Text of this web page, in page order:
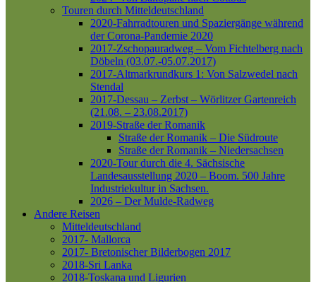
Touren durch Mitteldeutschland
2020-Fahrradtouren und Spaziergänge während
der Corona-Pandemie 2020
2017-Zschopauradweg – Vom Fichtelberg nach
Döbeln (03.07.-05.07.2017)
2017-Altmarkrundkurs 1: Von Salzwedel nach
Stendal
2017-Dessau – Zerbst – Wörlitzer Gartenreich
(21.08. – 23.08.2017)
2019-Straße der Romanik
Straße der Romanik – Die Südroute
Straße der Romanik – Niedersachsen
2020-Tour durch die 4. Sächsische
Landesausstellung 2020 – Boom. 500 Jahre
Industriekultur in Sachsen.
2026 – Der Mulde-Radweg
Andere Reisen
Mitteldeutschland
2017- Mallorca
2017- Bretonischer Bilderbogen 2017
2018-Sri Lanka
2018-Toskana und Ligurien